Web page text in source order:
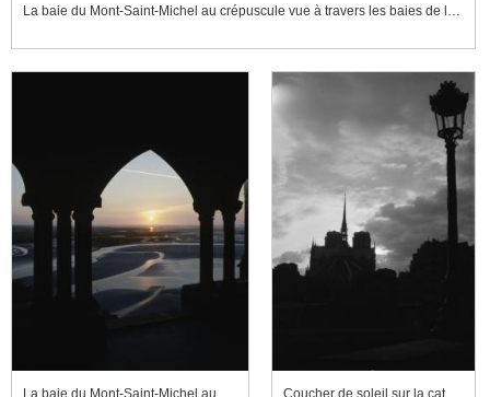
La baie du Mont-Saint-Michel au crépuscule vue à travers les baies de la façade occidentale du cloître